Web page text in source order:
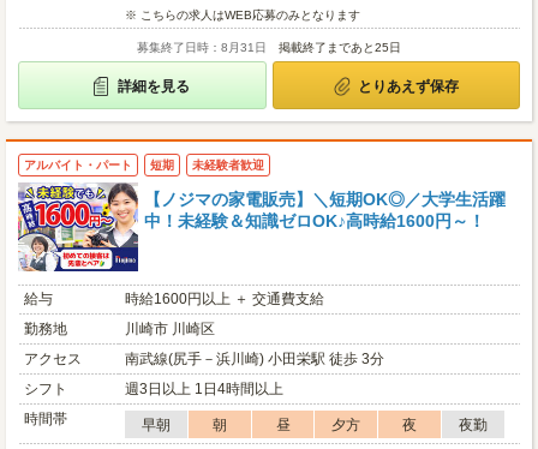
※ こちらの求人はWEB応募のみとなります
募集終了日時：8月31日 掲載終了まであと25日
詳細を見る とりあえず保存
アルバイト・パート 短期 未経験者歓迎
【ノジマの家電販売】＼短期OK◎／大学生活躍
中！未経験＆知識ゼロOK♪高時給1600円～！
給与
時給1600円以上 ＋ 交通費支給
勤務地
川崎市 川崎区
アクセス
南武線(尻手－浜川崎) 小田栄駅 徒歩 3分
シフト
週3日以上 1日4時間以上
時間帯
早朝 朝 昼 夕方 夜
夜勤